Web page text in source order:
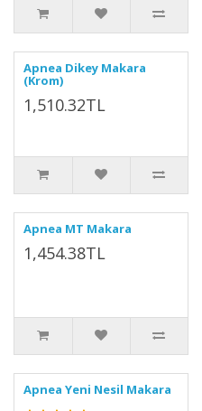
Apnea Dikey Makara
(Krom)
1,510.32TL
Apnea MT Makara
1,454.38TL
Apnea Yeni Nesil Makara